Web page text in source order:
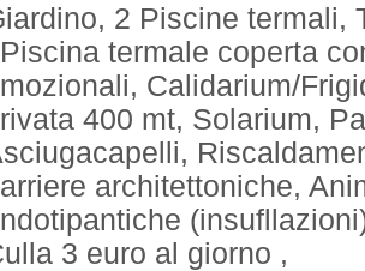
2 Piscine termali,
termale coperta
Calidarium/
400 mt, Solarium,
architettoniche,
3 euro al giorno ,